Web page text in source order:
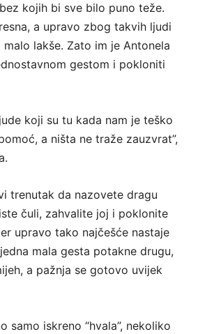
kojih bi sve bilo puno teže.
a upravo zbog takvih ljudi
lakše. Zato im je Antonela
gestom i pokloniti
koji su tu kada nam je teško
a ništa ne traže zauzvrat”,
trenutak da nazovete dragu
čuli, zahvalite joj i poklonite
upravo tako najčešće nastaje
mala gesta potakne drugu,
a pažnja se gotovo uvijek
samo iskreno “hvala”, nekoliko